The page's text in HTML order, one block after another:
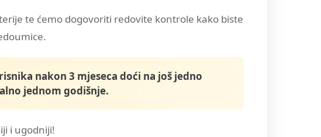
te ćemo dogovoriti redovite kontrole kako biste
nakon 3 mjeseca doći na još jedno
jednom godišnje.
i ugodniji!